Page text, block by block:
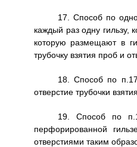
17. Способ по
каждый раз одну гильзу,
которую размещают в
трубочку взятия проб и
18. Способ по
отверстие трубочки
19. Способ по
перфорированной
отверстиями таким